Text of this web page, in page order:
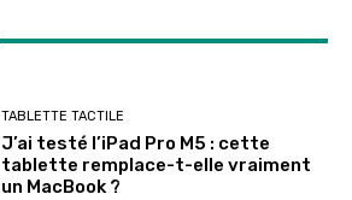
TABLETTE TACTILE
J’ai testé l’iPad Pro M5 : cette
tablette remplace-t-elle vraiment
un MacBook ?